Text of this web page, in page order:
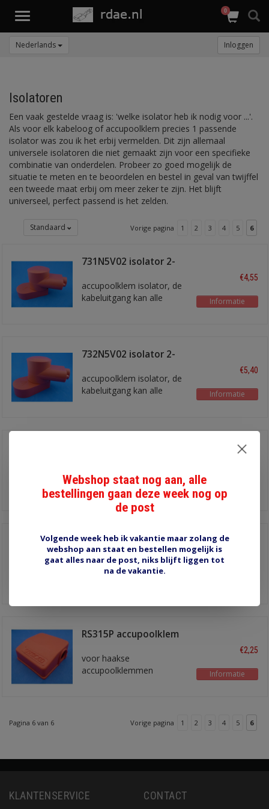
Toggle
0
Nederlands Inloggen
Isolatoren
Een vaak gestelde vraag is: 'welke isolator heb ik nodig voor ...'.
Als voor elk kabeloog of accupoolklem precies 1 passende
isolator was zou ik het erbij vermelden. Dit zijn allemaal
universele isolatoren die niet gemaakt zijn voor een specifieke
combinatie van onderdelen. Probeer zo goed mogelijk de
situatie te meten en te beoordelen en bestel in geval van twijffel
een tweede maat erbij om meer zeker te zijn. Het blijft
universeel, perfect passend is het zelden.
Standaard Vorige pagina 1 2 3 4 5 6
731N5V02 isolator 2-
accupoolklem isolator, de
kabeluitgang kan alle
€4,55
Informatie
732N5V02 isolator 2-
accupoolklem isolator, de
kabeluitgang kan alle
€5,40
Informatie
RS315N accupoolklem
isolator zwart
voor haakse
accupoolklemmen
RS315P accupoolklem
isolator rood
voor haakse
accupoolklemmen
€2,25
Informatie
Pagina 6 van 6 Vorige pagina 1 2 3 4 5 6
KLANTENSERVICE CONTACT
Webshop staat nog aan, alle
bestellingen gaan deze week nog op
de post
Volgende week heb ik vakantie maar zolang de
webshop aan staat en bestellen mogelijk is
gaat alles naar de post, niks blijft liggen tot
na de vakantie.